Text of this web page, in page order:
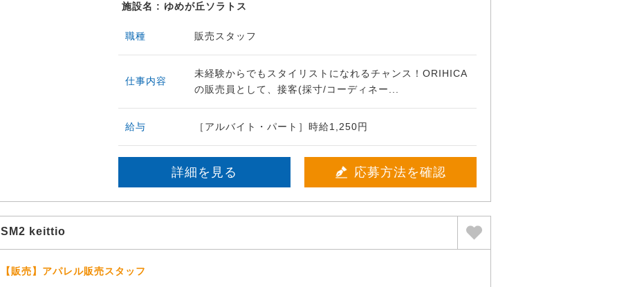
施設名 : ゆめが丘ソラトス
職種 販売スタッフ
仕事内容
未経験からでもスタイリストになれるチャンス！ORIHICA
の販売員として、接客(採寸/コーディネー...
給与 ［アルバイト・パート］時給1,250円
詳細を見る 応募方法を確認
SM2 keittio
【販売】アパレル販売スタッフ